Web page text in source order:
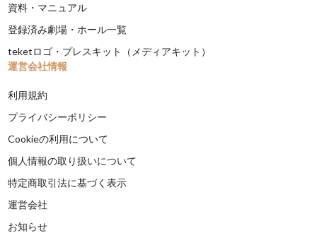
資料・マニュアル
登録済み劇場・ホール一覧
teketロゴ・プレスキット（メディアキット）
運営会社情報
利用規約
プライバシーポリシー
Cookieの利用について
個人情報の取り扱いについて
特定商取引法に基づく表示
運営会社
お知らせ